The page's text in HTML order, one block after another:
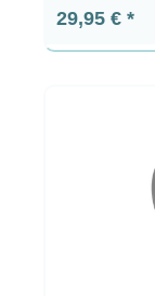
Prezzo
29,95 €